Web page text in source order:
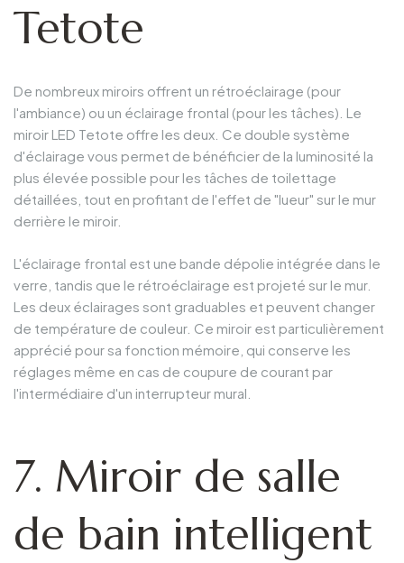
Tetote
De nombreux miroirs offrent un rétroéclairage (pour
l'ambiance) ou un éclairage frontal (pour les tâches). Le
miroir LED Tetote offre les deux. Ce double système
d'éclairage vous permet de bénéficier de la luminosité la
plus élevée possible pour les tâches de toilettage
détaillées, tout en profitant de l'effet de "lueur" sur le mur
derrière le miroir.
L'éclairage frontal est une bande dépolie intégrée dans le
verre, tandis que le rétroéclairage est projeté sur le mur.
Les deux éclairages sont graduables et peuvent changer
de température de couleur. Ce miroir est particulièrement
apprécié pour sa fonction mémoire, qui conserve les
réglages même en cas de coupure de courant par
l'intermédiaire d'un interrupteur mural.
7. Miroir de salle
de bain intelligent